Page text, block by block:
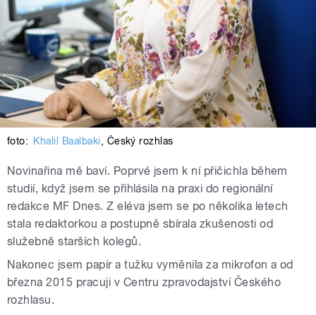
foto: Khalil Baalbaki, Český rozhlas
Novinařina mě baví. Poprvé jsem k ní přičichla během
studií, když jsem se přihlásila na praxi do regionální
redakce MF Dnes. Z eléva jsem se po několika letech
stala redaktorkou a postupně sbírala zkušenosti od
služebně starších kolegů.
Nakonec jsem papír a tužku vyměnila za mikrofon a od
března 2015 pracuji v Centru zpravodajství Českého
rozhlasu.